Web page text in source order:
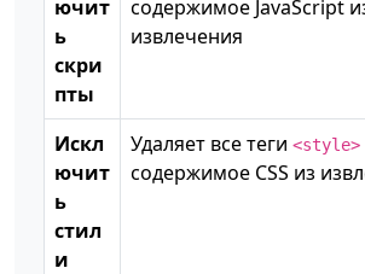
ючит
ь
скри
пты
содержимое JavaScript
извлечения
Искл
ючит
ь
стил
и
Удаляет все теги <style>
содержимое CSS из